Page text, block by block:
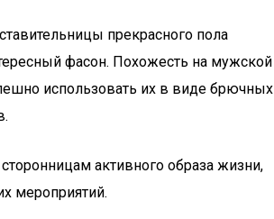
прекрасного пола
фасон. Похожесть на мужской
использовать их в виде брючных
активного образа жизни,
мероприятий.